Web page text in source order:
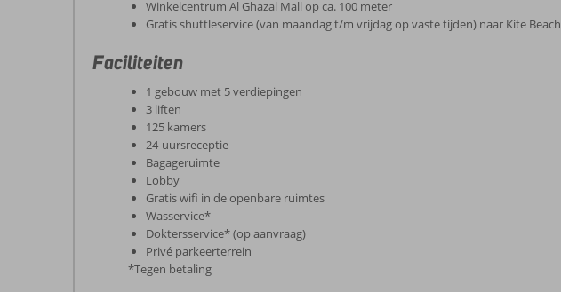
Winkelcentrum Al Ghazal Mall op ca. 100 meter
Gratis shuttleservice (van maandag t/m vrijdag op vaste tijden) naar Kite Beach
Faciliteiten
1 gebouw met 5 verdiepingen
3 liften
125 kamers
24-uursreceptie
Bagageruimte
Lobby
Gratis wifi in de openbare ruimtes
Wasservice*
Doktersservice* (op aanvraag)
Privé parkeerterrein
*Tegen betaling